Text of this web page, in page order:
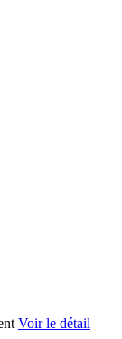
Voir le détail